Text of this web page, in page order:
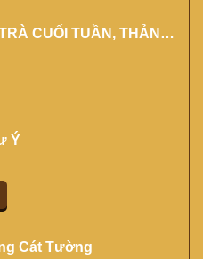
CUỐI TUẦN, THẢNH
NGƯỜI THÂN, BẠN
Ý
Cát Tường